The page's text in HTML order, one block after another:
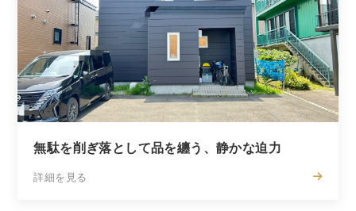
無駄を削ぎ落として品を纏う、静かな迫力
詳細を見る